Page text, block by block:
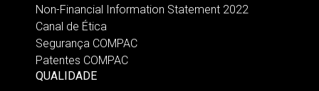
Non-Financial Information Statement 2022
Canal de Ética
Segurança COMPAC
Patentes COMPAC
QUALIDADE